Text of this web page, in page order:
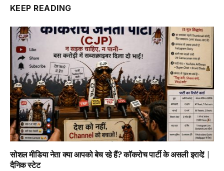
KEEP READING
सोशल मीडिया नेता क्या आपको बेच रहे हैं? कॉकरोच पार्टी के असली इरादे! |
दैनिक स्टेट